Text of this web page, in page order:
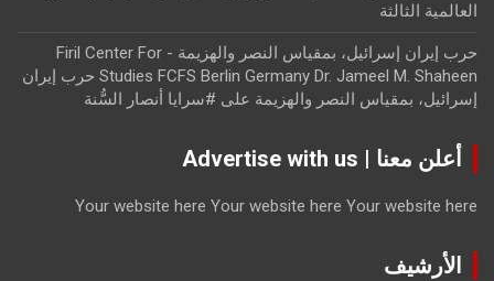
العالمية الثالثة
حرب إيران إسرائيل، بمقياس النصر والهزيمة - Firil Center For
Studies FCFS Berlin Germany Dr. Jameel M. Shaheen حرب إيران
إسرائيل، بمقياس النصر والهزيمة على #سرايا أنصار السُّنة
أعلن معنا | Advertise with us
Your website here Your website here Your website here
الأرشيف